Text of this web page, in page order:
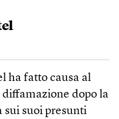
ha fatto causa al
dopo la
sui suoi presunti